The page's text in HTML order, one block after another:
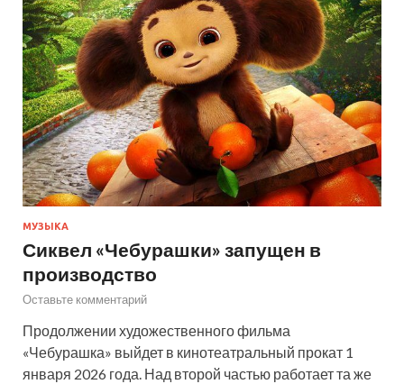
МУЗЫКА
Сиквел «Чебурашки» запущен в
производство
Оставьте комментарий
Продолжении художественного фильма
«Чебурашка» выйдет в кинотеатральный прокат 1
января 2026 года. Над второй частью работает та же